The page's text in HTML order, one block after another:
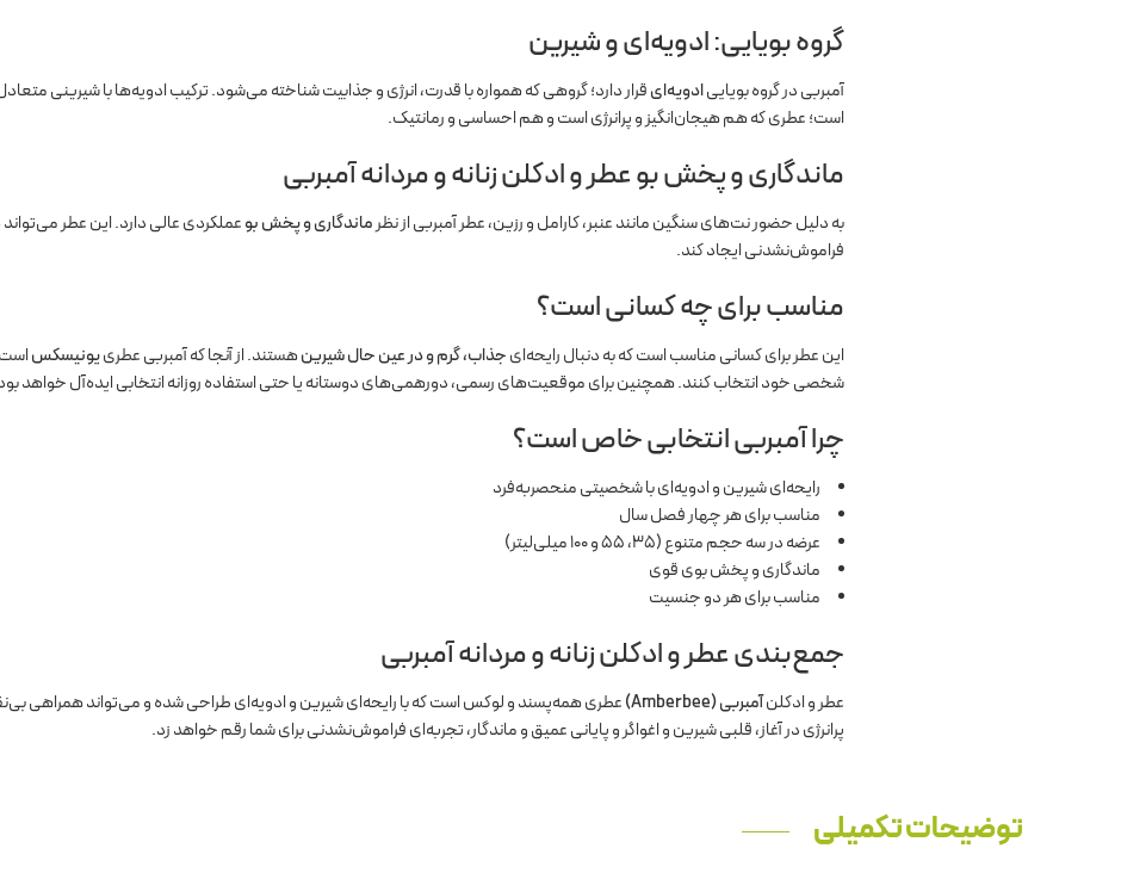
گروه بویایی: ادویه‌ای و شیرین
آمبربی در گروه بویاییادویه‌ایقرار دارد؛ گروهی که همواره با قدرت، انرژی و جذابیت شناخته می‌شود. ترکیب ادویه‌ها با شیرینی
است؛ عطری که هم هیجان‌انگیز و پرانرژی است و هم احساسی و رمانتیک.
ماندگاری و پخش بو عطر و ادکلن زنانه و مردانه آمبربی
به دلیل حضور نت‌های سنگین مانند عنبر، کارامل و رزین، عطر آمبربی از نظرماندگاری و پخش بوعملکردی عالی دارد. این عطر
فراموش‌نشدنی ایجاد کند.
مناسب برای چه کسانی است؟
این عطر برای کسانی مناسب است که به دنبال رایحه‌ایجذاب، گرم و در عین حال شیرینهستند. از آنجا که آمبربی عطرییونیسکس
شخصی خود انتخاب کنند. همچنین برای موقعیت‌های رسمی، دورهمی‌های دوستانه یا حتی استفاده روزانه انتخابی ایده‌آل خواهد
چرا آمبربی انتخابی خاص است؟
رایحه‌ای شیرین و ادویه‌ای با شخصیتی منحصربه‌فرد
مناسب برای هر چهار فصل سال
عرضه در سه حجم متنوع (۳۵، ۵۵ و ۱۰۰ میلی‌لیتر)
ماندگاری و پخش بوی قوی
مناسب برای هر دو جنسیت
جمع‌بندی عطر و ادکلن زنانه و مردانه آمبربی
عطر و ادکلنآمبربی (Amberbee)
عطری همه‌پسند و لوکس است که با رایحه‌ای شیرین و ادویه‌ای طراحی شده و می‌تواند همراهی
پرانرژی در آغاز، قلبی شیرین و اغواگر و پایانی عمیق و ماندگار، تجربه‌ای فراموش‌نشدنی برای شما رقم خواهد زد.
توضیحات تکمیلی